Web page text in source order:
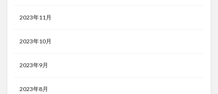
2023年11月
2023年10月
2023年9月
2023年8月